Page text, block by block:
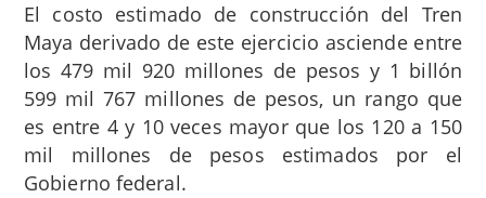
El costo estimado de construcción del Tren
Maya derivado de este ejercicio asciende entre
los 479 mil 920 millones de pesos y 1 billón
599 mil 767 millones de pesos, un rango que
es entre 4 y 10 veces mayor que los 120 a 150
mil millones de pesos estimados por el
Gobierno federal.